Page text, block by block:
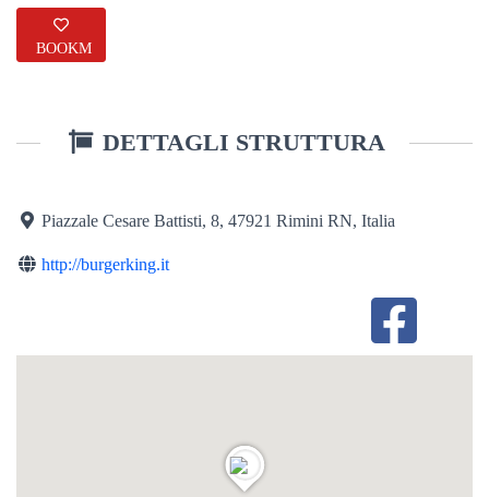
BOOKM
DETTAGLI STRUTTURA
Piazzale Cesare Battisti, 8, 47921 Rimini RN, Italia
http://burgerking.it